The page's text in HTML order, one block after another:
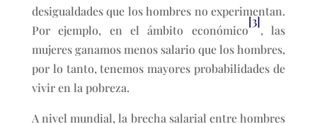
desigualdades que los hombres no experimentan.
Por ejemplo, en el ámbito económico
[3]
, las
mujeres ganamos menos salario que los hombres,
por lo tanto, tenemos mayores probabilidades de
vivir en la pobreza.
A nivel mundial, la brecha salarial entre hombres